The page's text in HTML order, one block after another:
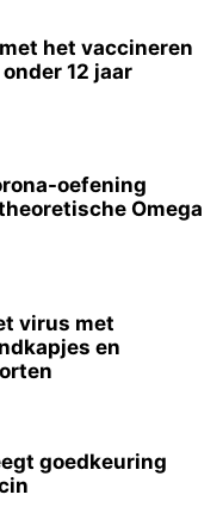
het vaccineren
12 jaar
oefening
Omega
virus met
en
goedkeuring